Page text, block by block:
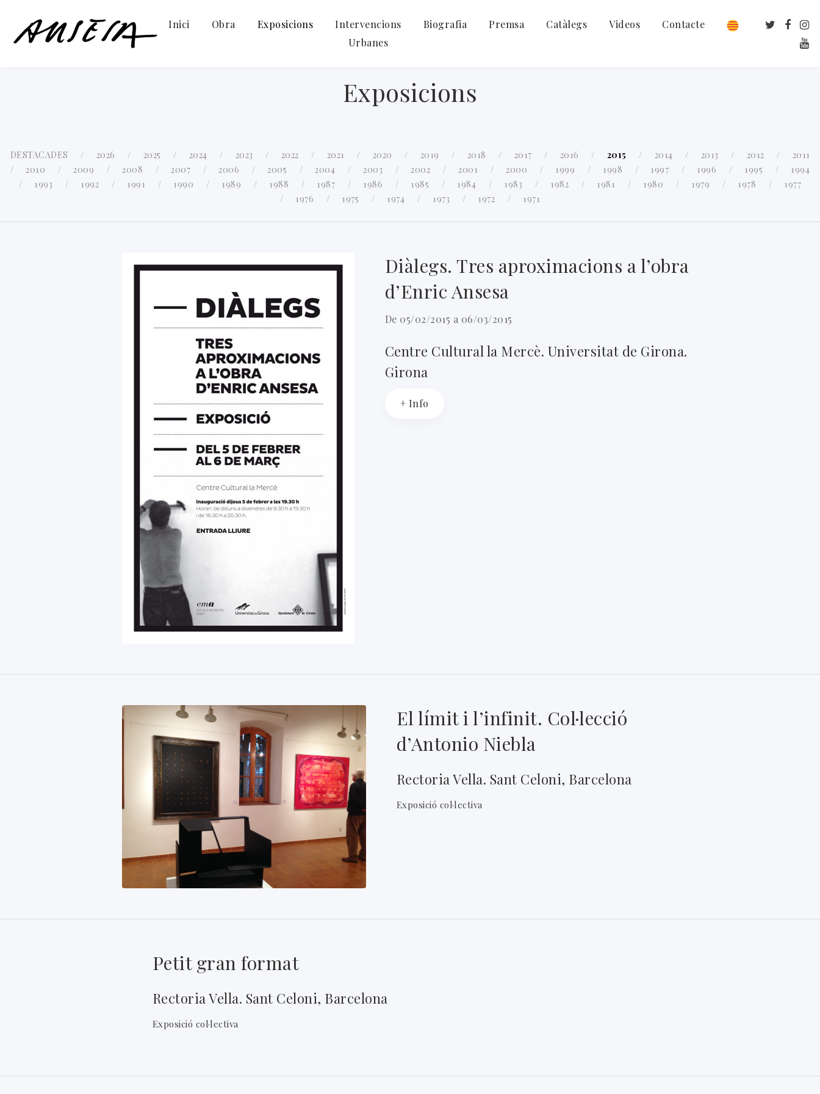
Inici Obra Exposicions
Intervencions
Urbanes
Biografia Premsa Catàlegs Videos Contacte
Exposicions
DESTACADES 2026 2025 2024 2023 2022 2021 2020 2019 2018 2017 2016 2015 2014 2013 2012
2011
2010
2009 2008 2007 2006 2005 2004 2003 2002 2001 2000 1999 1998 1997 1996 1995
1994
1993
1992 1991 1990 1989 1988 1987 1986 1985 1984 1983 1982 1981 1980 1979 1978
1977
1976
1975 1974 1973 1972 1971
Diàlegs. Tres aproximacions a l’obra
d’Enric Ansesa
De 05/02/2015 a 06/03/2015
Centre Cultural la Mercè. Universitat de Girona.
Girona
+ Info
El límit i l’infinit. Col·lecció
d’Antonio Niebla
Rectoria Vella. Sant Celoni, Barcelona
Exposició col·lectiva
Petit gran format
Rectoria Vella. Sant Celoni, Barcelona
Exposició col·lectiva